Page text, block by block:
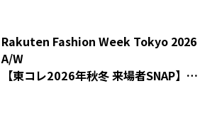
Rakuten Fashion Week Tokyo 2026
A/W
【東コレ2026年秋冬 来場者SNAP】